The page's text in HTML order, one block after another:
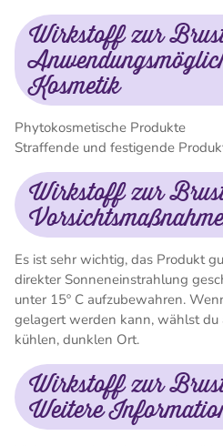
Wirkstoff zur
Kosmetik
Phytokosmetische Produkte
Straffende und festigende
Wirkstoff zur
Es ist sehr wichtig, das Produkt
direkter Sonneneinstrahlung
unter 15º C aufzubewahren.
gelagert werden kann, wählst
kühlen, dunklen Ort.
Wirkstoff zur
Weitere